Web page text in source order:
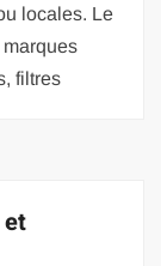
locales. Le
marques
filtres
et